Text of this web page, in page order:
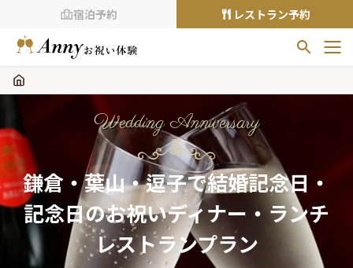
宿泊予約 レストラン予約
お気に入りの登録がありません
プランの をクリックすることで
お気に入りに追加できます。
閲覧履歴
閲覧履歴はありません
過去に見たお店が最大10件まで表示されます。
10件を超えると、古いものから順に削除されます。
Wedding Anniversary
鎌倉・葉山・逗子で結婚記念日・
記念日のお祝いディナー・ランチ
レストランプラン